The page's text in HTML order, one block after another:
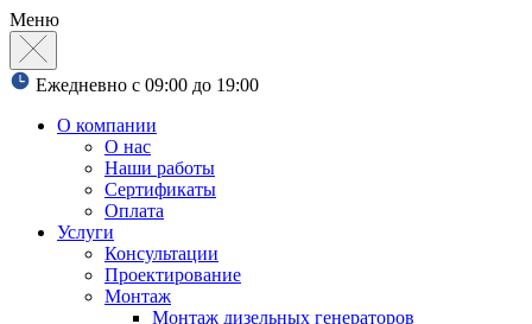
Меню
Ежедневно с 09:00 до 19:00
О компании
О нас
Наши работы
Сертификаты
Оплата
Услуги
Консультации
Проектирование
Монтаж
Монтаж дизельных генераторов